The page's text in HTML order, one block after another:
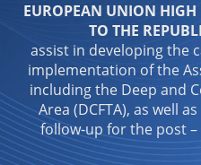
EUROPEAN UNION HIGH
TO THE
assist in developing the
implementation of the
including the Deep and
Area (DCFTA), as well
follow-up for the post